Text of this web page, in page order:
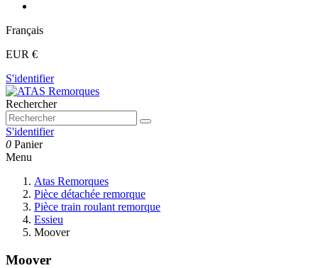
Français
EUR €
S'identifier
Rechercher
S'identifier
0 Panier
Menu
Atas Remorques
Pièce détachée remorque
Pièce train roulant remorque
Essieu
Moover
Moover